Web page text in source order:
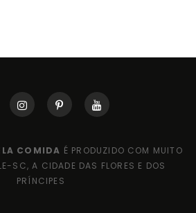
COMIDA É PRODUZIDO COM MUITO
SC, A CIDADE DAS FLORES E DOS
PRÍNCIPES